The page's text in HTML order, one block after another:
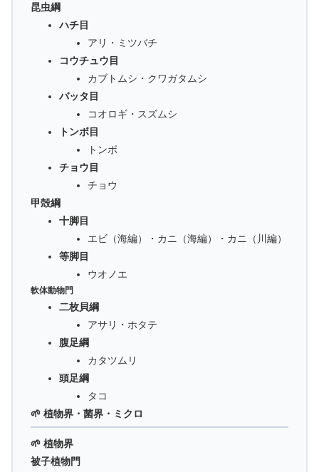
昆虫綱
ハチ目
アリ・ミツバチ
コウチュウ目
カブトムシ・クワガタムシ
バッタ目
コオロギ・スズムシ
トンボ目
トンボ
チョウ目
チョウ
甲殻綱
十脚目
エビ（海編）・カニ（海編）・カニ（川編）
等脚目
ウオノエ
軟体動物門
二枚貝綱
アサリ・ホタテ
腹足綱
カタツムリ
頭足綱
タコ
🌱 植物界・菌界・ミクロ
🌱 植物界
被子植物門